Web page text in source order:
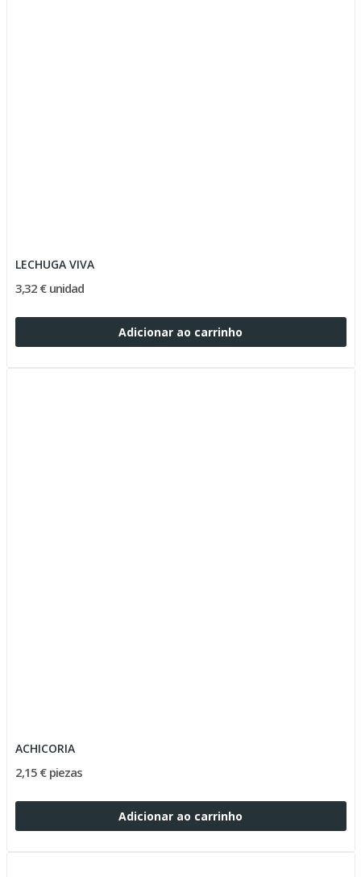
LECHUGA VIVA
3,32 € unidad
Adicionar ao carrinho
ACHICORIA
2,15 € piezas
Adicionar ao carrinho